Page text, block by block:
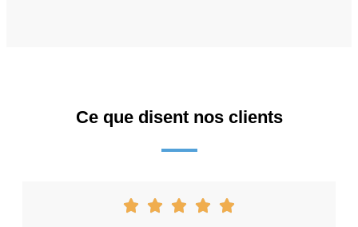
Ce que disent nos clients